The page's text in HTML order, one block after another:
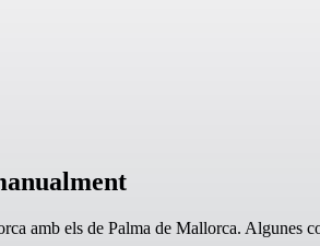
amb els de Palma de Mallorca. Algunes